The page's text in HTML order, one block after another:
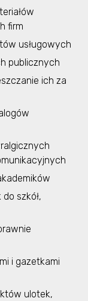
firm
usługowych
publicznych
ich za
szkół,
i gazetkami
ulotek,